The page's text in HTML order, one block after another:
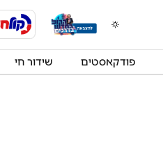
פודקאסטים שידור חי